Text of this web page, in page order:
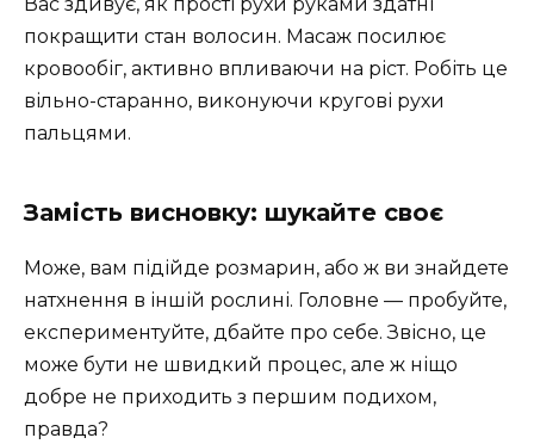
покращити стан волосин. Масаж посилює
кровообіг, активно впливаючи на ріст. Робіть це
вільно-старанно, виконуючи кругові рухи
пальцями.
Замість висновку: шукайте своє
Може, вам підійде розмарин, або ж ви знайдете
натхнення в іншій рослині. Головне — пробуйте,
експериментуйте, дбайте про себе. Звісно, це
може бути не швидкий процес, але ж ніщо
добре не приходить з першим подихом,
правда?